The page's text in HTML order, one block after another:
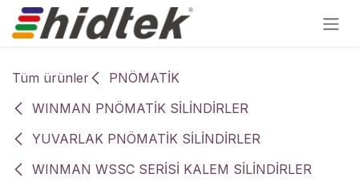
İçereği Atla
Tüm ürünler
PNÖMATİK
WINMAN PNÖMATİK SİLİNDİRLER
YUVARLAK PNÖMATİK SİLİNDİRLER
WINMAN WSSC SERİSİ KALEM SİLİNDİRLER